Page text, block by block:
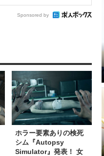
Sponsored by
ホラー要素ありの検死
シム『Autopsy
Simulator』発表！ 女